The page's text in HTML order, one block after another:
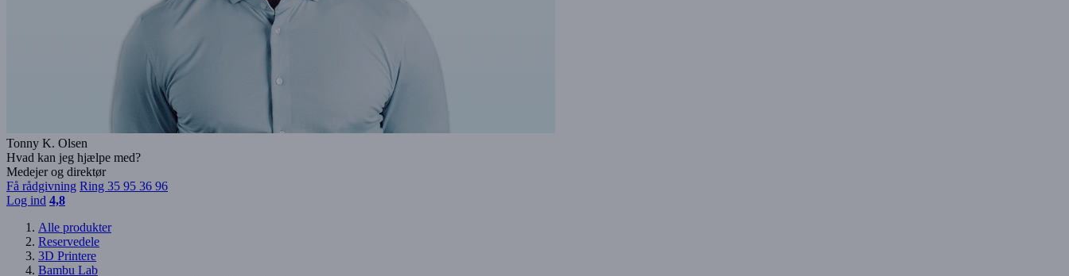
Tonny K. Olsen
Hvad kan jeg hjælpe med?
Medejer og direktør
Få rådgivning Ring 35 95 36 96
Log ind 4,8
Alle produkter
Reservedele
3D Printere
Bambu Lab